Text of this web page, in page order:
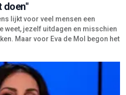
doen"
lijkt voor veel mensen een
weet, jezelf uitdagen en misschien
Maar voor Eva de Mol begon het